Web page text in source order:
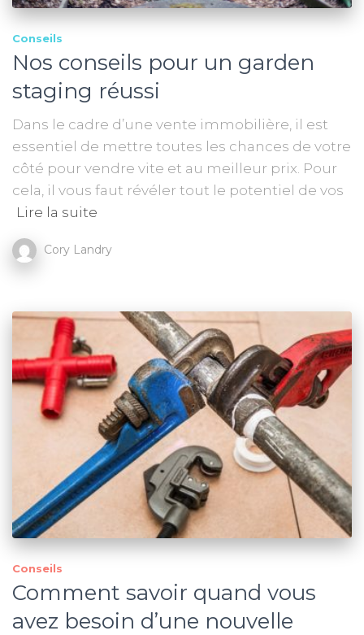
Conseils
Nos conseils pour un garden
staging réussi
Dans le cadre d’une vente immobilière, il est
essentiel de mettre toutes les chances de votre
côté pour vendre vite et au meilleur prix. Pour
cela, il vous faut révéler tout le potentiel de vos
Lire la suite
Cory Landry
Conseils
Comment savoir quand vous
avez besoin d’une nouvelle